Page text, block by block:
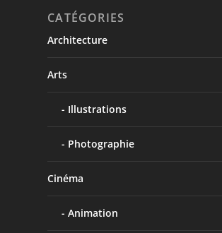
CATÉGORIES
Architecture
Arts
Illustrations
Photographie
Cinéma
Animation